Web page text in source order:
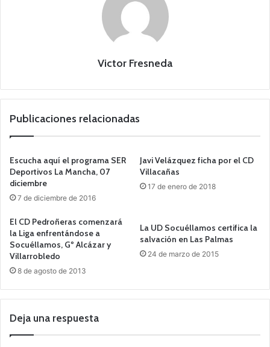
Victor Fresneda
Publicaciones relacionadas
Escucha aquí el programa SER
Deportivos La Mancha, 07
diciembre
7 de diciembre de 2016
Javi Velázquez ficha por el CD
Villacañas
17 de enero de 2018
El CD Pedroñeras comenzará
la Liga enfrentándose a
Socuéllamos, Gº Alcázar y
Villarrobledo
8 de agosto de 2013
La UD Socuéllamos certifica la
salvación en Las Palmas
24 de marzo de 2015
Deja una respuesta